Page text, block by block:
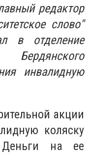
редактор
слово"
в отделение
Бердянского
инвалидную
акции
коляску
на ее